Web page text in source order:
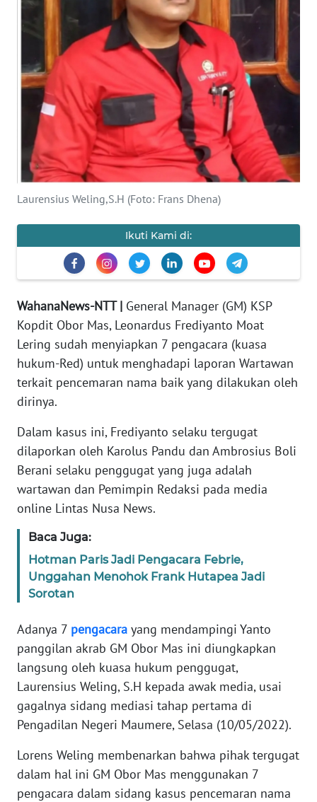
Laurensius Weling,S.H (Foto: Frans Dhena)
Ikuti Kami di:
WahanaNews-NTT | General Manager (GM) KSP
Kopdit Obor Mas, Leonardus Frediyanto Moat
Lering sudah menyiapkan 7 pengacara (kuasa
hukum-Red) untuk menghadapi laporan Wartawan
terkait pencemaran nama baik yang dilakukan oleh
dirinya.
Dalam kasus ini, Frediyanto selaku tergugat
dilaporkan oleh Karolus Pandu dan Ambrosius Boli
Berani selaku penggugat yang juga adalah
wartawan dan Pemimpin Redaksi pada media
online Lintas Nusa News.
Baca Juga:
Hotman Paris Jadi Pengacara Febrie,
Unggahan Menohok Frank Hutapea Jadi
Sorotan
Adanya 7 pengacara yang mendampingi Yanto
panggilan akrab GM Obor Mas ini diungkapkan
langsung oleh kuasa hukum penggugat,
Laurensius Weling, S.H kepada awak media, usai
gagalnya sidang mediasi tahap pertama di
Pengadilan Negeri Maumere, Selasa (10/05/2022).
Lorens Weling membenarkan bahwa pihak tergugat
dalam hal ini GM Obor Mas menggunakan 7
pengacara dalam sidang kasus pencemaran nama
Informasi
INDEKS
BERITA
KONTAK
KAMI
INFO
IKLAN
KAMI
PEDOMAN
MEDIA
REDAKSI
KARIR
DISCLAIMER
Wahana
News
Regional
WN
WN
JAKARTA
JABAR
WN
BANTEN
WN
NTT